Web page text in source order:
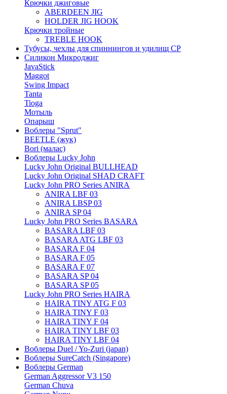
Крючки джиговые
ABERDEEN JIG
HOLDER JIG HOOK
Крючки тройные
TREBLE HOOK
Тубусы, чехлы для спиннингов и удилищ СР
Силикон Микроджиг
JavaStick
Maggot
Swing Impact
Tanta
Tioga
Мотыль
Опарыш
Воблеры "Sprut"
BEETLE (жук)
Bori (малас)
Воблеры Lucky John
Lucky John Original BULLHEAD
Lucky John Original SHAD CRAFT
Lucky John PRO Series ANIRA
ANIRA LBF 03
ANIRA LBSP 03
ANIRA SP 04
Lucky John PRO Series BASARA
BASARA LBF 03
BASARA ATG LBF 03
BASARA F 04
BASARA F 05
BASARA F 07
BASARA SP 04
BASARA SP 05
Lucky John PRO Series HAIRA
HAIRA TINY ATG F 03
HAIRA TINY F 03
HAIRA TINY F 04
HAIRA TINY LBF 03
HAIRA TINY LBF 04
Воблеры Duel / Yo-Zuri (japan)
Воблеры SureCatch (Singapore)
Воблеры German
German Aggressor V3 150
German Chuva